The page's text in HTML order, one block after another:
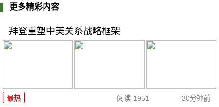
更多精彩内容
拜登重塑中美关系战略框架
最热 阅读 1951 30分钟前